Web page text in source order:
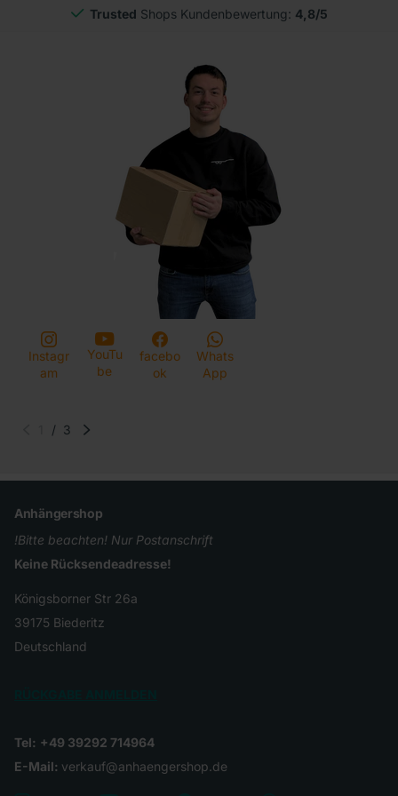
Trusted Shops Kundenbewertung: 4,8/5
Instagr
am
YouTu
be
facebo
ok
Whats
App
/ 3
Anhängershop
!Bitte beachten! Nur Postanschrift
Keine Rücksendeadresse!
Königsborner Str 26a
39175 Biederitz
Deutschland
Tel: +49 39292 714964
E-Mail: verkauf@anhaengershop.de